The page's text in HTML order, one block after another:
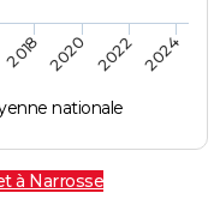
nationale
2018 2020 2022 2024
à Narrosse